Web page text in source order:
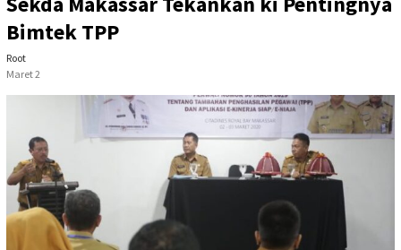
Bimtek TPP
Root
Maret 2